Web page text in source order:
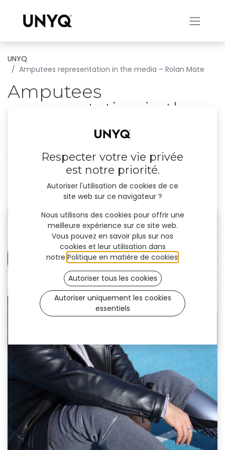
UNYQ
Amputees representation in the media – Rolan Mate
Amputees
representation in the
media – Rolan Mate
Amputees shouldn’t be underrepresented in
the media Roland Mate is a famous TV
presenter, speaker and model from Hungary.
22 décembre 2023 parUNYQ
Respecter votre vie privée
est notre priorité.
Autoriser l'utilisation de cookies de ce
site web sur ce navigateur ?
Nous utilisons des cookies pour offrir une
meilleure expérience sur ce site web.
Vous pouvez en savoir plus sur nos
cookies et leur utilisation dans
notre Politique en matière de cookies
Autoriser tous les cookies
Autoriser uniquement les cookies
essentiels